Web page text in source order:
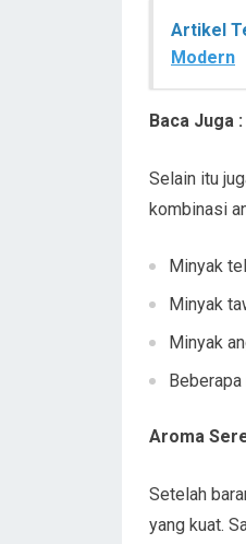
Artikel
Modern
Baca Juga :
Selain itu
kombinasi
Minyak
Minyak
Minyak
Aroma
Setelah
yang kuat.